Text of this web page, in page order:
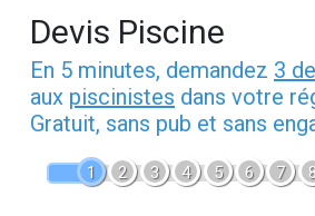
Devis Piscine
En 5 minutes, demandez 3
aux piscinistes dans votre
Gratuit, sans pub et sans
1 2 3 4 5 6 7